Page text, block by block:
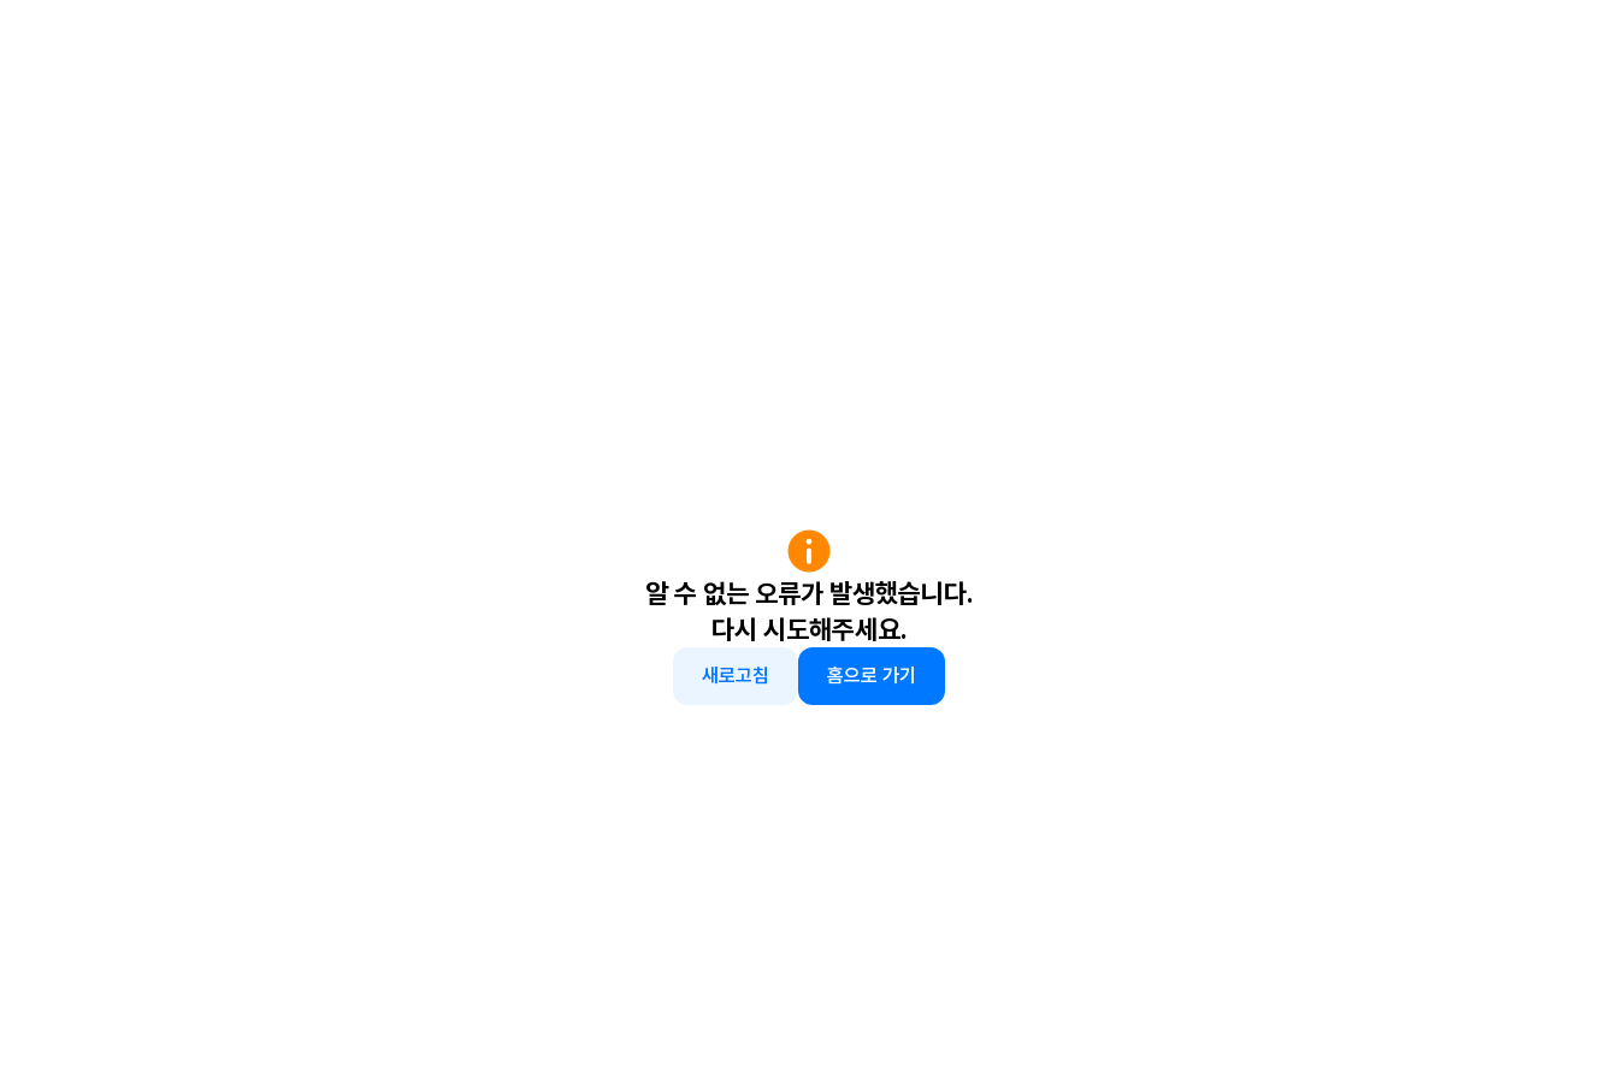
알 수 없는 오류가 발생했습니다.
다시 시도해주세요.
새로고침 홈으로 가기